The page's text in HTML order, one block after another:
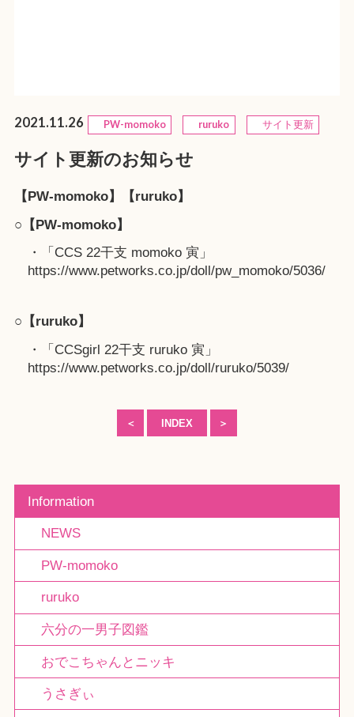
2021.11.26 PW-momoko ruruko サイト更新
サイト更新のお知らせ
【PW-momoko】【ruruko】
○【PW-momoko】
・「CCS 22干支 momoko 寅」
https://www.petworks.co.jp/doll/pw_momoko/5036/
○【ruruko】
・「CCSgirl 22干支 ruruko 寅」
https://www.petworks.co.jp/doll/ruruko/5039/
＜ INDEX ＞
Information
NEWS
PW-momoko
ruruko
六分の一男子図鑑
おでこちゃんとニッキ
うさぎぃ